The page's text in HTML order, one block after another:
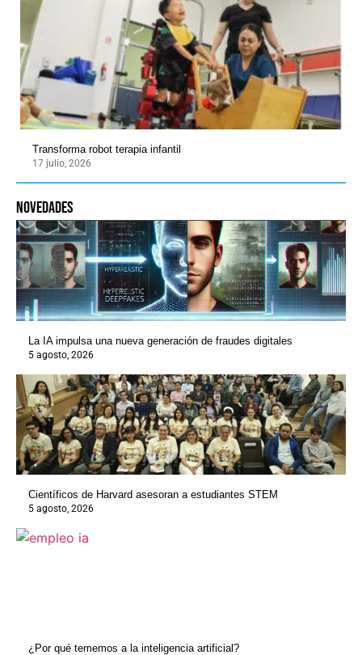
Transforma robot terapia infantil
17 julio, 2026
novedades
La IA impulsa una nueva generación de fraudes digitales
5 agosto, 2026
Científicos de Harvard asesoran a estudiantes STEM
5 agosto, 2026
¿Por qué tememos a la inteligencia artificial?